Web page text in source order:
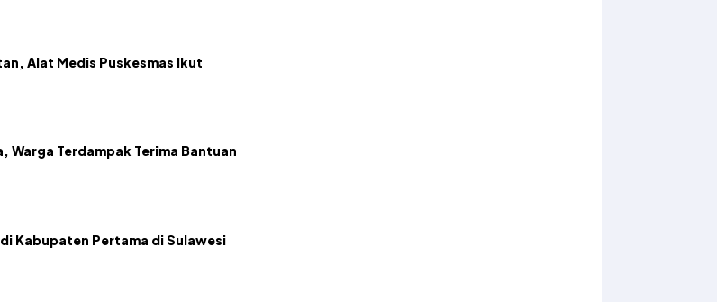
Alat Medis Puskesmas Ikut
Warga Terdampak Terima Bantuan
Kabupaten Pertama di Sulawesi